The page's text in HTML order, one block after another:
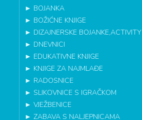
► BOJANKA
► BOŽIĆNE KNJIGE
► DIZAJNERSKE BOJANKE,ACTIVITY
► DNEVNICI
► EDUKATIVNE KNJIGE
► KNJIGE ZA NAJMLAĐE
► RADOSNICE
►SLIKOVNICE S IGRAČKOM
►VJEŽBENICE
►ZABAVA S NALJEPNICAMA